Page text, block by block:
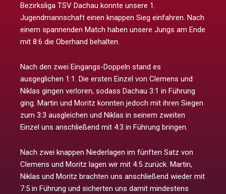
Bezirksliga TSV Dachau konnte unsere 1.
Jugendmannschaft einen knappen Sieg einfahren. Nach
einem spannenden Match haben unsere Jungs am Ende
mit 8:6 die Oberhand behalten.
Nach den zwei Eingangs-Doppeln stand es
ausgeglichen 1:1. Die ersten Einzel von Clemens und
Niklas gingen verloren, sodass Dachau 3:1 in Führung
ging. Martin und Moritz konnten jedoch mit ihren Siegen
zum 3:3 ausgleichen und Niklas in seinem zweiten
Einzel uns anschließend mit 4:3 in Führung bringen.
Nach zwei knappen Niederlagen im fünften Satz von
Clemens und Moritz lagen wir mit 4:5 zurück. Martin,
Niklas und Moritz brachten uns anschließend wieder mit
7:5 in Führung und sicherten uns damit mindestens